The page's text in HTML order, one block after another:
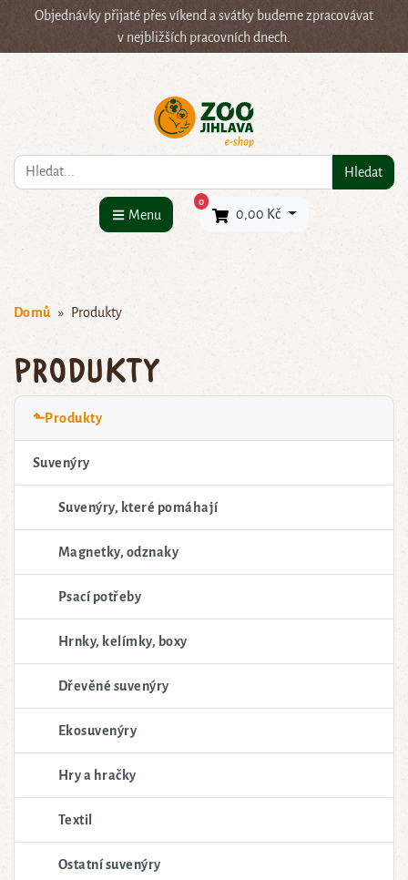
Objednávky přijaté přes víkend a svátky budeme zpracovávat
v nejbližších pracovních dnech.
Co hledáte? Hledat
Menu
0×
0,00 Kč
Domů Produkty
Produkty
⬑Produkty
Suvenýry
Suvenýry, které pomáhají
Magnetky, odznaky
Psací potřeby
Hrnky, kelímky, boxy
Dřevěné suvenýry
Ekosuvenýry
Hry a hračky
Textil
Ostatní suvenýry